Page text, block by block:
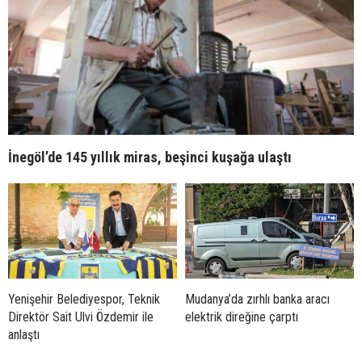
İnegöl’de 145 yıllık miras, beşinci kuşağa ulaştı
Yenişehir Belediyespor, Teknik
Direktör Sait Ulvi Özdemir ile
anlaştı
Mudanya’da zırhlı banka aracı
elektrik direğine çarptı